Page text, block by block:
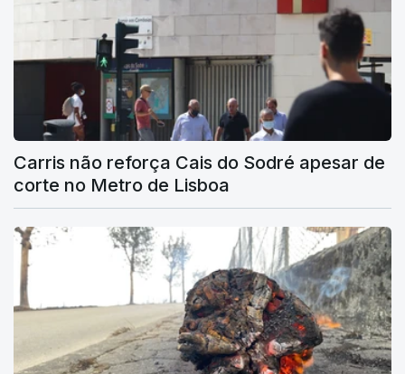
Carris não reforça Cais do Sodré apesar de
corte no Metro de Lisboa